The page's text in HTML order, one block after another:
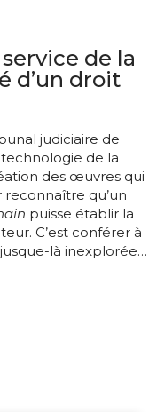
de la
d’un droit
judiciaire de
de la
des œuvres qui
qu’un
puisse établir la
C’est conférer à
là inexplorée…